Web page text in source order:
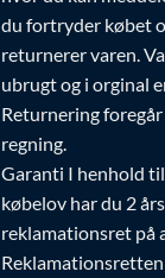
du fortryder købet
returnerer varen.
ubrugt og i orginal
Returnering foregår
regning.
Garanti I henhold
købelov har du 2 års
reklamationsret på